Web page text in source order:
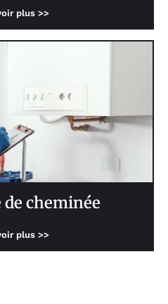
plus >>
de cheminée
plus >>